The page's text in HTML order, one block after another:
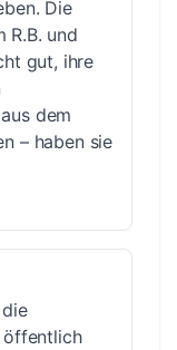
Die
R.B. und
gut, ihre
dem
– haben sie
öffentlich